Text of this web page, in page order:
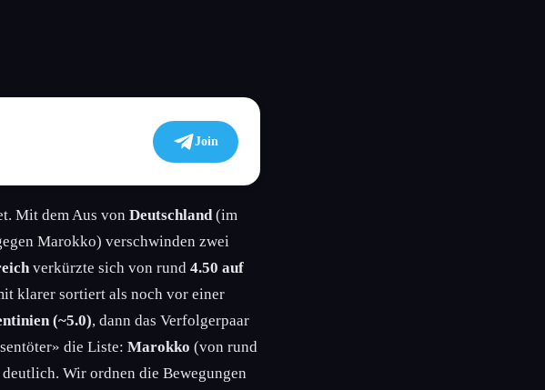
Join
Mit dem Aus von Deutschland(im
Marokko) verschwinden zwei
verkürzte sich von rund 4.50 auf
klarer sortiert als noch vor einer
(~5.0), dann das Verfolgerpaar
die Liste: Marokko (von rund
Wir ordnen die Bewegungen